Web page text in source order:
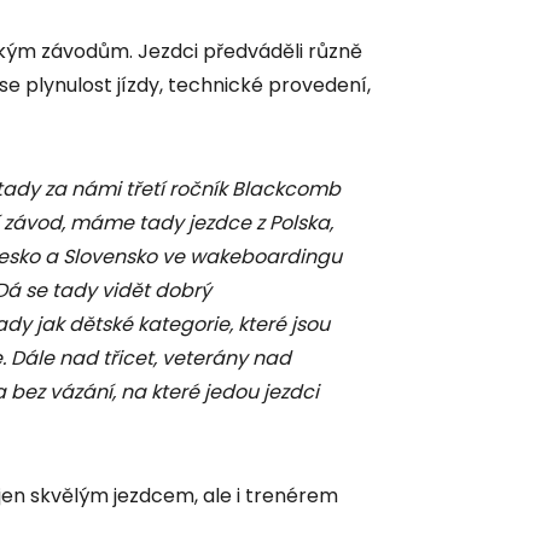
závodům. Jezdci předváděli různě
plynulost jízdy, technické provedení,
za námi třetí ročník Blackcomb
máme tady jezdce z Polska,
a Slovensko ve wakeboardingu
se tady vidět dobrý
jak dětské kategorie, které jsou
Dále nad třicet, veterány nad
bez vázání, na které jedou jezdci
skvělým jezdcem, ale i trenérem